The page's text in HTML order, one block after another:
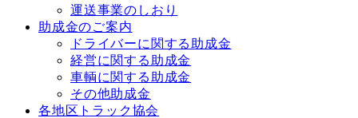
運送事業のしおり
助成金のご案内
ドライバーに関する助成金
経営に関する助成金
車輌に関する助成金
その他助成金
各地区トラック協会